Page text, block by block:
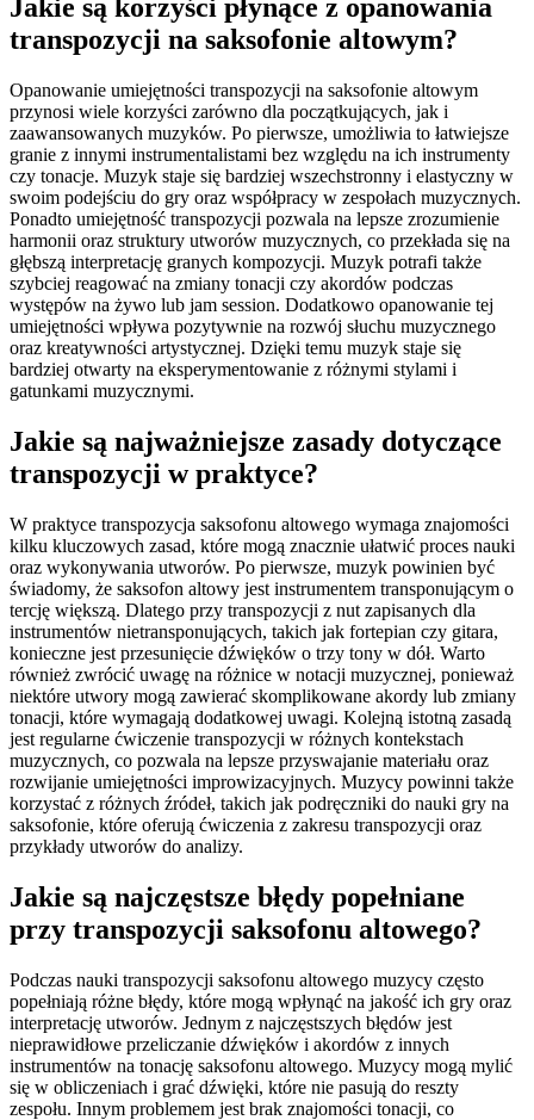
Jakie są korzyści płynące z opanowania
transpozycji na saksofonie altowym?
Opanowanie umiejętności transpozycji na saksofonie altowym
przynosi wiele korzyści zarówno dla początkujących, jak i
zaawansowanych muzyków. Po pierwsze, umożliwia to łatwiejsze
granie z innymi instrumentalistami bez względu na ich instrumenty
czy tonacje. Muzyk staje się bardziej wszechstronny i elastyczny w
swoim podejściu do gry oraz współpracy w zespołach muzycznych.
Ponadto umiejętność transpozycji pozwala na lepsze zrozumienie
harmonii oraz struktury utworów muzycznych, co przekłada się na
głębszą interpretację granych kompozycji. Muzyk potrafi także
szybciej reagować na zmiany tonacji czy akordów podczas
występów na żywo lub jam session. Dodatkowo opanowanie tej
umiejętności wpływa pozytywnie na rozwój słuchu muzycznego
oraz kreatywności artystycznej. Dzięki temu muzyk staje się
bardziej otwarty na eksperymentowanie z różnymi stylami i
gatunkami muzycznymi.
Jakie są najważniejsze zasady dotyczące
transpozycji w praktyce?
W praktyce transpozycja saksofonu altowego wymaga znajomości
kilku kluczowych zasad, które mogą znacznie ułatwić proces nauki
oraz wykonywania utworów. Po pierwsze, muzyk powinien być
świadomy, że saksofon altowy jest instrumentem transponującym o
tercję większą. Dlatego przy transpozycji z nut zapisanych dla
instrumentów nietransponujących, takich jak fortepian czy gitara,
konieczne jest przesunięcie dźwięków o trzy tony w dół. Warto
również zwrócić uwagę na różnice w notacji muzycznej, ponieważ
niektóre utwory mogą zawierać skomplikowane akordy lub zmiany
tonacji, które wymagają dodatkowej uwagi. Kolejną istotną zasadą
jest regularne ćwiczenie transpozycji w różnych kontekstach
muzycznych, co pozwala na lepsze przyswajanie materiału oraz
rozwijanie umiejętności improwizacyjnych. Muzycy powinni także
korzystać z różnych źródeł, takich jak podręczniki do nauki gry na
saksofonie, które oferują ćwiczenia z zakresu transpozycji oraz
przykłady utworów do analizy.
Jakie są najczęstsze błędy popełniane
przy transpozycji saksofonu altowego?
Podczas nauki transpozycji saksofonu altowego muzycy często
popełniają różne błędy, które mogą wpłynąć na jakość ich gry oraz
interpretację utworów. Jednym z najczęstszych błędów jest
nieprawidłowe przeliczanie dźwięków i akordów z innych
instrumentów na tonację saksofonu altowego. Muzycy mogą mylić
się w obliczeniach i grać dźwięki, które nie pasują do reszty
zespołu. Innym problemem jest brak znajomości tonacji, co